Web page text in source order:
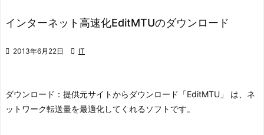
インターネット高速化EditMTUのダウンロード
 2013年6月22日  IT
ダウンロード： 提供元サイトからダウンロード 「EditMTU」 は、ネ
ットワーク転送量を最適化してくれるソフトです。